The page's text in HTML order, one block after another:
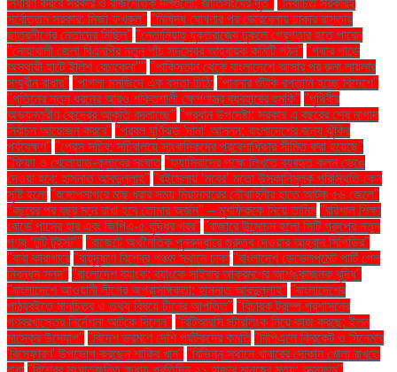
সর্বোত্তম সরকার: মির্জা ফখরুল" "নিষিদ্ধ ঘোষণার পর ভোরবেলায় ঢাকার রাস্তায়
ছাত্রলীগের নেতাদের মিছিল" "নেতানিয়াহু যুক্তরাজ্যে ঢুকলে গ্রেপ্তার হতে পারেন
"নোয়াখালী জেলা বিএনপির নতুন পাঁচ সদস্যের আহ্বায়ক কমিটি গঠন" "পদ্মার পাড়ে
অস্থায়ী হাটে ইলিশ বেচাকেনা"'' "পাকিস্তান থেকে বাংলাদেশে আসার পর রুনা লায়লার
সম্মুখীন বাধার" "পাগলা মসজিদে এক বস্তা চিঠি: "পাবনার শুঁটকি রপ্তানি হচ্ছে বিদেশে"
"পুতিনের নতুন ধরনের আরও শক্তিশালী ক্ষেপণাস্ত্র ব্যবহারের হুমকি" "পৃথিবীর
অভ্যন্তরীণ কেন্দ্রের আকৃতি বদলাচ্ছে" "প্রধান উপদেষ্টা: সরকার এ বছরের শেষ নাগাদ
নির্বাচন আয়োজন করবে" "প্রবল ঘূর্ণিঝড় 'দানা' আসন্ন: বাংলাদেশের জন্য ঝুঁকির
পর্যবেক্ষণ" "প্রেস সচিব: সচিবালয়ে সাংবাদিকদের প্রবেশাধিকার সীমিত করা হয়েছে"
"ফিফা ও খেলোয়াড়-ক্লাবের সংঘাত "ফ্যাসিবাদের পক্ষে লিখতে ব্যবহৃত কলম ভেঙে
দেওয়া হবে: হাসনাত আবদুল্লাহ" "বইমেলায় ‘মবের’ মতো উসকানিমূলক পরিস্থিতি কেন
সৃষ্টি হলো "বঙ্গোপসাগরে মাছ ধরার সময় মিয়ানমারের নৌবাহিনীর হাতে আটক ৫৬ জেলে"
"বছরের পর বছর মনে রাখা হবে তোমার অর্জন" – মুশফিককে নিয়ে তামিম "বরিশাল শিক্ষা
বোর্ডে পাসের হার এবং জিপিএ-৫ বৃদ্ধির খবর" "বাজারে উন্মোচন হলো সিটি গ্রুপের নতুন
পণ্য ‘টুটি টুইস্ট’" "বাজেটে অর্থনৈতিক পুনরুদ্ধারে গুরুত্ব দেওয়ার আহ্বান সিপিডির"
"বাবা কারাগারে "বায়ুদূষণে বিশ্বের পঞ্চম স্থানে ঢাকা "বাংলাদেশ ডেভেলপমেন্ট পার্টি পেল
নিবন্ধন সনদ" "বাংলাদেশ ব্যাংক: ব্যাংকে সাইবার আক্রমণের আশঙ্কাজনক বৃদ্ধি"
"বাংলাদেশে আওয়ামী লীগের অপ্রাসঙ্গিকতা: হাসনাত আবদুল্লাহ" "বাংলাদেশের
পাঠ্যবইতে মানচিত্র ও তথ্য বিষয়ে চীনের আপত্তি" "বিচারক ট্রাম্প প্রশাসনের
গণবরখাস্তের নির্দেশনা আটকে দিলেন" "বিটিআরসি স্টারলিংক নিয়ে কাজ করছে: ইলন
মাস্কের উদ্যোগ" "বিদেশ ভ্রমণে দেশি পর্যটকদের কমতি "বিপিএলে ক্রিকেট ও সিনেমার
'বিস্ফোরণ' উপভোগ করছেন শাকিব খান" "বিভিন্ন স্থানে খাবারের দোকান খোলা রাখতে